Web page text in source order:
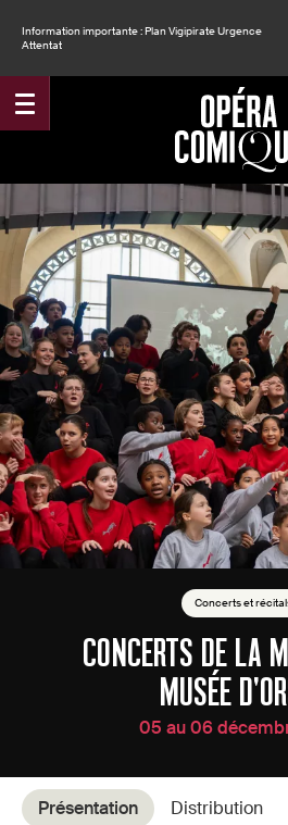
Information importante : Plan Vigipirate Urgence
Attentat
Accueil
Concerts et
CONCERTS DE LA
MUSÉE
05 au 06
Présentation Distribution